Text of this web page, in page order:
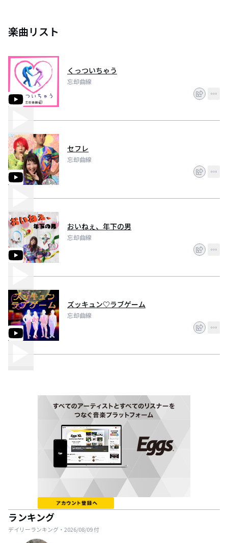
楽曲リスト
くっついちゃう
忘却曲線
セフレ
忘却曲線
おいねぇ、年下の男
忘却曲線
ズッキュン♡ラブゲーム
忘却曲線
ランキング
デイリーランキング・ 2026/08/09付